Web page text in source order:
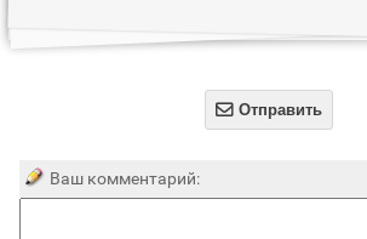
 Отправить
Ваш комментарий: